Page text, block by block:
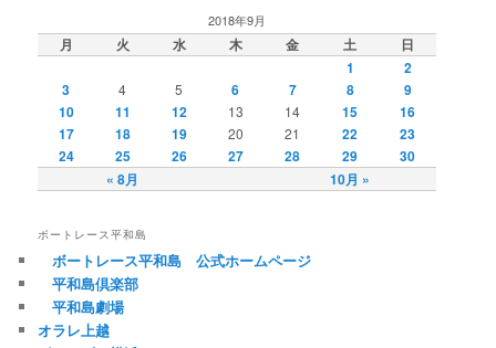
2018年9月
月 火 水 木 金 土 日
« 8月 10月 »
1
2
3
4 5 6 7 8
9
10
11 12 13 14 15
16
17
18 19 20 21 22
23
24
25 26 27 28 29 30
ボートレース平和島
ボートレース平和島 公式ホームページ
平和島倶楽部
平和島劇場
オラレ上越